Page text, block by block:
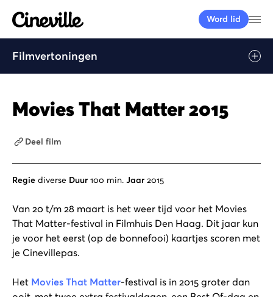
Cineville Logo
Word lid
Filmvertoningen
Movies That Matter 2015
Deel film
Regie diverse Duur 100 min. Jaar 2015
Van 20 t/m 28 maart is het weer tijd voor het Movies
That Matter-festival in Filmhuis Den Haag. Dit jaar kun
je voor het eerst (op de bonnefooi) kaartjes scoren met
je Cinevillepas.
Het Movies That Matter-festival is in 2015 groter dan